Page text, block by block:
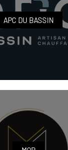
APC DU BASSIN